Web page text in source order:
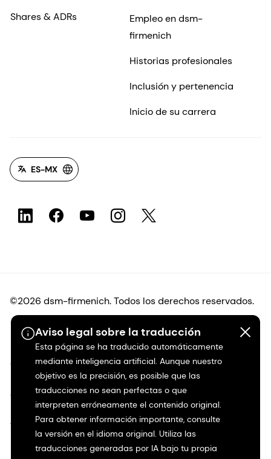
Aviso legal sobre la traducción
Esta página se ha traducido automáticamente
mediante inteligencia artificial. Aunque nuestro
objetivo es la precisión, es posible que las
traducciones no sean perfectas o que
interpreten erróneamente el contenido original.
Para obtener información importante, consulte
la versión en el idioma original. Utiliza las
traducciones generadas por IA bajo tu propia
Shares & ADRs
Empleo en dsm-
firmenich
Historias profesionales
Inclusión y pertenencia
Inicio de su carrera
ES-MX
©2026 dsm-firmenich. Todos los derechos reservados.
Protección de datos
Condiciones de uso
Condiciones generales
Transparencia en California